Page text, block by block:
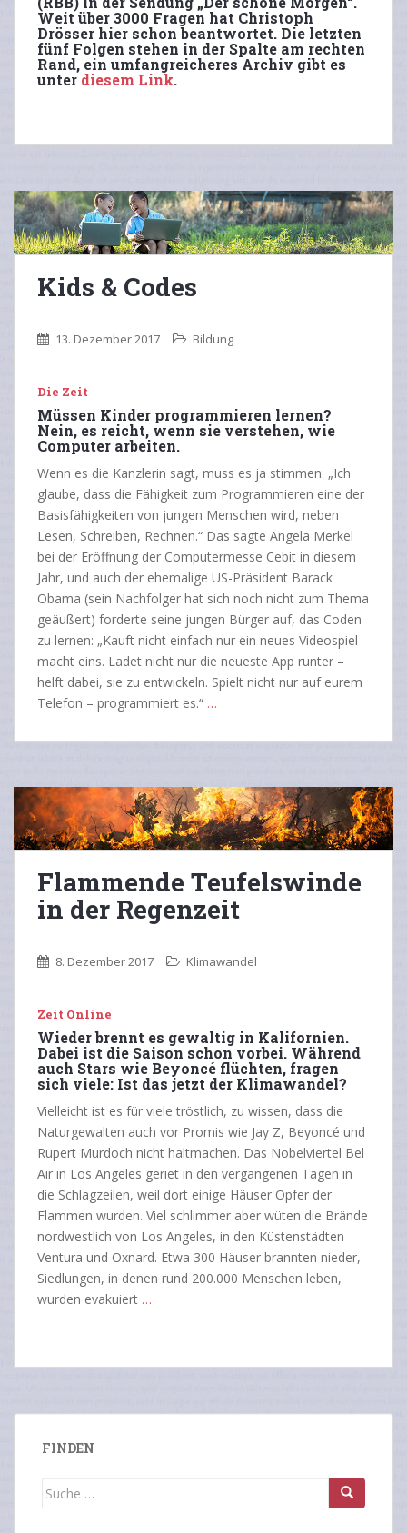
Weit über 3000 Fragen hat Christoph
Drösser hier schon beantwortet. Die letzten
fünf Folgen stehen in der Spalte am rechten
Rand, ein umfangreicheres Archiv gibt es
unter diesem Link.
Kids & Codes
13. Dezember 2017 Bildung
Die Zeit
Müssen Kinder programmieren lernen?
Nein, es reicht, wenn sie verstehen, wie
Computer arbeiten.
Wenn es die Kanzlerin sagt, muss es ja stimmen: „Ich
glaube, dass die Fähigkeit zum Programmieren eine der
Basisfähigkeiten von jungen Menschen wird, neben
Lesen, Schreiben, Rechnen.“ Das sagte Angela Merkel
bei der Eröffnung der Computermesse Cebit in diesem
Jahr, und auch der ehemalige US-Präsident Barack
Obama (sein Nachfolger hat sich noch nicht zum Thema
geäußert) forderte seine jungen Bürger auf, das Coden
zu lernen: „Kauft nicht einfach nur ein neues Videospiel –
macht eins. Ladet nicht nur die neueste App runter –
helft dabei, sie zu entwickeln. Spielt nicht nur auf eurem
Telefon – programmiert es.“ …
Flammende Teufelswinde
in der Regenzeit
8. Dezember 2017 Klimawandel
Zeit Online
Wieder brennt es gewaltig in Kalifornien.
Dabei ist die Saison schon vorbei. Während
auch Stars wie Beyoncé flüchten, fragen
sich viele: Ist das jetzt der Klimawandel?
Vielleicht ist es für viele tröstlich, zu wissen, dass die
Naturgewalten auch vor Promis wie Jay Z, Beyoncé und
Rupert Murdoch nicht haltmachen. Das Nobelviertel Bel
Air in Los Angeles geriet in den vergangenen Tagen in
die Schlagzeilen, weil dort einige Häuser Opfer der
Flammen wurden. Viel schlimmer aber wüten die Brände
nordwestlich von Los Angeles, in den Küstenstädten
Ventura und Oxnard. Etwa 300 Häuser brannten nieder,
Siedlungen, in denen rund 200.000 Menschen leben,
wurden evakuiert …
FINDEN
Suche